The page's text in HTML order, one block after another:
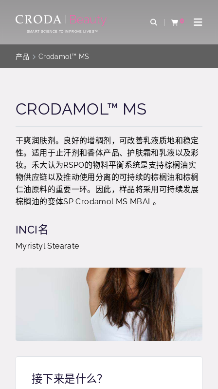
CONTENTSMART SCIENCE TO IMPROVE LIVES™
Open Search
0
查看购物车Open
产品 Crodamol™ MS
CRODAMOL™ MS
干爽润肤剂。良好的增稠剂，可改善乳液质地和稳定
性。适用于止汗剂和香体产品、护肤霜和乳液以及彩
妆。禾大认为RSPO的物料平衡系统是支持棕榈油实
物供应链以及推动使用分离的可持续的棕榈油和棕榈
仁油原料的重要一环。因此，样品将采用可持续发展
棕榈油的变体SP Crodamol MS MBAL。
INCI名
Myristyl Stearate
接下来是什么？